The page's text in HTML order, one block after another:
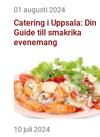
01 augusti 2024
Catering i Uppsala: Din
Guide till smakrika
evenemang
10 juli 2024